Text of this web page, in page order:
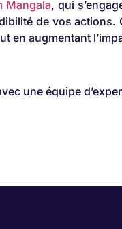
Mangala, qui
de vos
en augmentant
une équipe